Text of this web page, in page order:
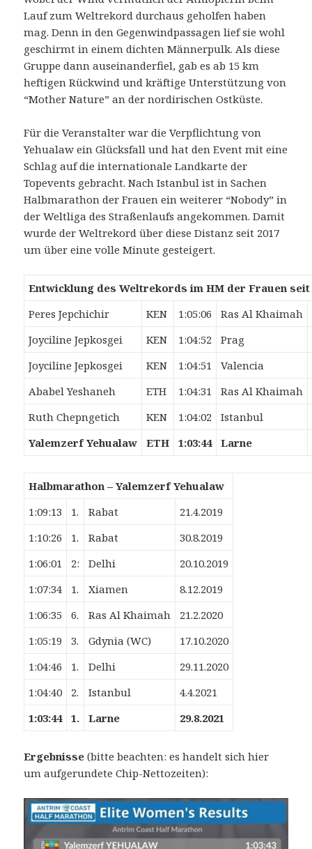
Lauf zum Weltrekord durchaus geholfen haben
mag. Denn in den Gegenwindpassagen lief sie wohl
geschirmt in einem dichten Männerpulk. Als diese
Gruppe dann auseinanderfiel, gab es ab 15 km
heftigen Rückwind und kräftige Unterstützung von
“Mother Nature” an der nordirischen Ostküste.
Für die Veranstalter war die Verpflichtung von
Yehualaw ein Glücksfall und hat den Event mit eine
Schlag auf die internationale Landkarte der
Topevents gebracht. Nach Istanbul ist in Sachen
Halbmarathon der Frauen ein weiterer “Nobody” in
der Weltliga des Straßenlaufs angekommen. Damit
wurde der Weltrekord über diese Distanz seit 2017
um über eine volle Minute gesteigert.
Entwicklung des Weltrekords im HM der Frauen seit
Peres Jepchichir
KEN 1:05:06
Ras Al Khaimah
Joyciline Jepkosgei
KEN 1:04:52
Prag
Joyciline Jepkosgei
KEN 1:04:51
Valencia
Ababel Yeshaneh
ETH 1:04:31
Ras Al Khaimah
Ruth Chepngetich
KEN 1:04:02
Istanbul
Yalemzerf Yehualaw
ETH 1:03:44 Larne
Halbmarathon – Yalemzerf Yehualaw
1:09:13
1. Rabat
21.4.2019
1:10:26
1. Rabat
30.8.2019
1:06:01
2: Delhi
20.10.2019
1:07:34
1. Xiamen
8.12.2019
1:06:35
6. Ras Al Khaimah
21.2.2020
1:05:19
3. Gdynia (WC)
17.10.2020
1:04:46
1. Delhi
29.11.2020
1:04:40
2. Istanbul
4.4.2021
1:03:44
1. Larne 29.8.2021
Ergebnisse (bitte beachten: es handelt sich hier
um aufgerundete Chip-Nettozeiten):